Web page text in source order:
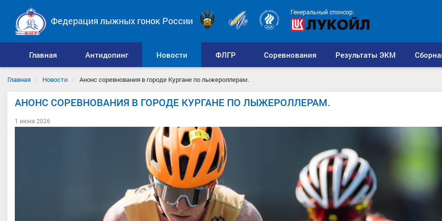
Генеральный спонсор:
Федерация лыжных гонок России
Главная Антидопинг Новости ФЛГР Соревнования Результаты ЭКМ
Главная Новости Анонс соревнования в городе Кургане по лыжероллерам.
АНОНС СОРЕВНОВАНИЯ В ГОРОДЕ КУРГАНЕ ПО ЛЫЖЕРОЛЛЕРАМ.
1 июня 2026